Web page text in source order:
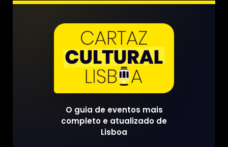
O guia de eventos mais
completo e atualizado de
Lisboa